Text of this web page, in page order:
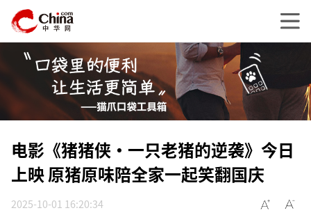
电影《猪猪侠·一只老猪的逆袭》今日
上映 原猪原味陪全家一起笑翻国庆
2025-10-01 16:20:34